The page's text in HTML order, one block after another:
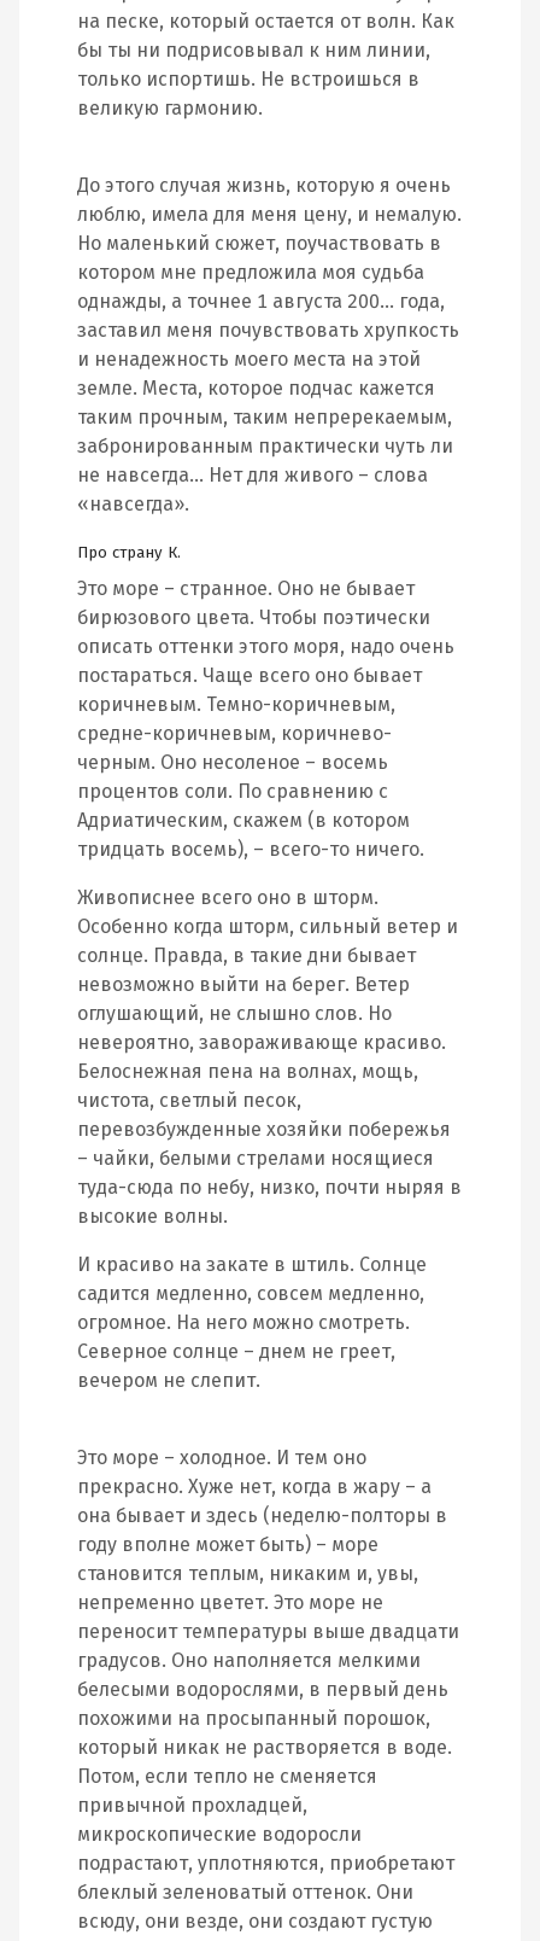
на песке, который остается от волн. Как
бы ты ни подрисовывал к ним линии,
только испортишь. Не встроишься в
великую гармонию.
До этого случая жизнь, которую я очень
люблю, имела для меня цену, и немалую.
Но маленький сюжет, поучаствовать в
котором мне предложила моя судьба
однажды, а точнее 1 августа 200… года,
заставил меня почувствовать хрупкость
и ненадежность моего места на этой
земле. Места, которое подчас кажется
таким прочным, таким непререкаемым,
забронированным практически чуть ли
не навсегда… Нет для живого – слова
«навсегда».
Про страну К.
Это море – странное. Оно не бывает
бирюзового цвета. Чтобы поэтически
описать оттенки этого моря, надо очень
постараться. Чаще всего оно бывает
коричневым. Темно-коричневым,
средне-коричневым, коричнево-
черным. Оно несоленое – восемь
процентов соли. По сравнению с
Адриатическим, скажем (в котором
тридцать восемь), – всего-то ничего.
Живописнее всего оно в шторм.
Особенно когда шторм, сильный ветер и
солнце. Правда, в такие дни бывает
невозможно выйти на берег. Ветер
оглушающий, не слышно слов. Но
невероятно, завораживающе красиво.
Белоснежная пена на волнах, мощь,
чистота, светлый песок,
перевозбужденные хозяйки побережья
– чайки, белыми стрелами носящиеся
туда-сюда по небу, низко, почти ныряя в
высокие волны.
И красиво на закате в штиль. Солнце
садится медленно, совсем медленно,
огромное. На него можно смотреть.
Северное солнце – днем не греет,
вечером не слепит.
Это море – холодное. И тем оно
прекрасно. Хуже нет, когда в жару – а
она бывает и здесь (неделю-полторы в
году вполне может быть) – море
становится теплым, никаким и, увы,
непременно цветет. Это море не
переносит температуры выше двадцати
градусов. Оно наполняется мелкими
белесыми водорослями, в первый день
похожими на просыпанный порошок,
который никак не растворяется в воде.
Потом, если тепло не сменяется
привычной прохладцей,
микроскопические водоросли
подрастают, уплотняются, приобретают
блеклый зеленоватый оттенок. Они
всюду, они везде, они создают густую